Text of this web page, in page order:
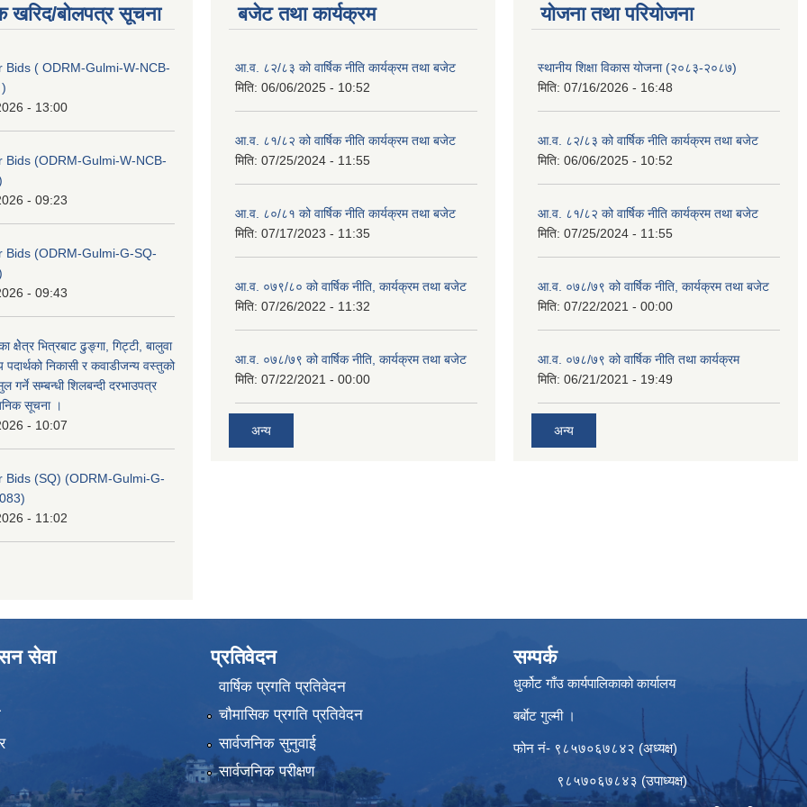
खरिद/बोलपत्र सूचना
Bids ( ODRM-Gulmi-W-NCB-
- 13:00
Bids (ODRM-Gulmi-W-NCB-
- 09:23
Bids (ODRM-Gulmi-G-SQ-
- 09:43
क्षेेत्र भित्रबाट ढुङ्गा, गिट्टी, बालुवा
निकासी र कवाडीजन्य वस्तुको
गर्ने सम्बन्धी शिलबन्दी दरभाउपत्र
सूचना ।
- 10:07
Bids (SQ) (ODRM-Gulmi-G-
- 11:02
बजेट तथा कार्यक्रम
आ.व. ८२/८३ को वार्षिक नीति कार्यक्रम तथा बजेट
मिति: 06/06/2025 - 10:52
आ.व. ८१/८२ को वार्षिक नीति कार्यक्रम तथा बजेट
मिति: 07/25/2024 - 11:55
आ.व. ८०/८१ को वार्षिक नीति कार्यक्रम तथा बजेट
मिति: 07/17/2023 - 11:35
आ.व. ०७९/८० को वार्षिक नीति, कार्यक्रम तथा बजेट
मिति: 07/26/2022 - 11:32
आ.व. ०७८/७९ को वार्षिक नीति, कार्यक्रम तथा बजेट
मिति: 07/22/2021 - 00:00
अन्य
याेजना तथा परियाेजना
स्थानीय शिक्षा विकास योजना (२०८३-२०८७)
मिति: 07/16/2026 - 16:48
आ.व. ८२/८३ को वार्षिक नीति कार्यक्रम तथा बजेट
मिति: 06/06/2025 - 10:52
आ.व. ८१/८२ को वार्षिक नीति कार्यक्रम तथा बजेट
मिति: 07/25/2024 - 11:55
आ.व. ०७८/७९ को वार्षिक नीति, कार्यक्रम तथा बजेट
मिति: 07/22/2021 - 00:00
आ.व. ०७८/७९ को वार्षिक नीति तथा कार्यक्रम
मिति: 06/21/2021 - 19:49
अन्य
सेवा प्रतिवेदन
वार्षिक प्रगति प्रतिवेदन
चौमासिक प्रगति प्रतिवेदन
सार्वजनिक सुनुवाई
सार्वजनिक परीक्षण
सम्पर्क
धुर्कोट गाँउ कार्यपालिकाको कार्यालय
बर्बाेट गुल्मी ।
फोन नं- ९८५७०६७८४२ (अध्यक्ष)
९८५७०६७८४३ (उपाध्यक्ष)